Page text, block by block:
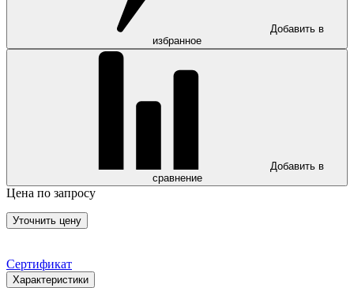
Добавить в
избранное
Добавить в
сравнение
Цена по запросу
Уточнить цену
Сертификат
Характеристики